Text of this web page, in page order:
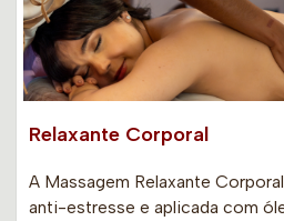
Relaxante Corporal
A Massagem Relaxante
anti-estresse e aplicada com